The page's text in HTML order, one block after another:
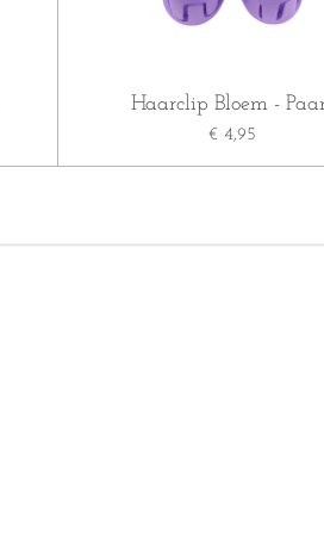
Haarclip Bloem -
€ 4,95